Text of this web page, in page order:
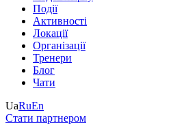
Події
Активності
Локації
Організації
Тренери
Блог
Чати
UaRuEn
Стати партнером